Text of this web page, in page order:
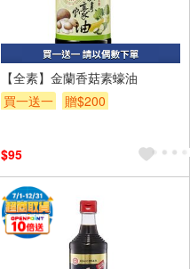
【全素】金蘭香菇素蠔油
買一送一
贈$200
$95